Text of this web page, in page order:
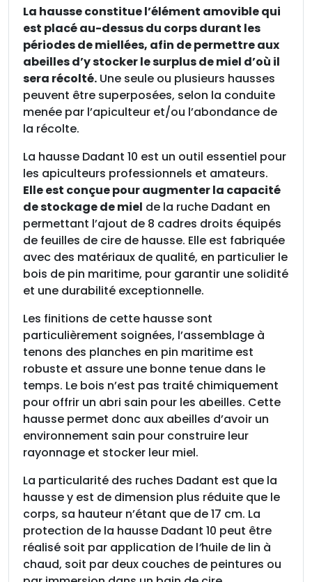
La hausse constitue l’élément amovible qui
est placé au-dessus du corps durant les
périodes de miellées, afin de permettre aux
abeilles d’y stocker le surplus de miel d’où il
sera récolté. Une seule ou plusieurs hausses
peuvent être superposées, selon la conduite
menée par l’apiculteur et/ou l’abondance de
la récolte.
La hausse Dadant 10 est un outil essentiel pour
les apiculteurs professionnels et amateurs.
Elle est conçue pour augmenter la capacité
de stockage de miel de la ruche Dadant en
permettant l’ajout de 8 cadres droits équipés
de feuilles de cire de hausse. Elle est fabriquée
avec des matériaux de qualité, en particulier le
bois de pin maritime, pour garantir une solidité
et une durabilité exceptionnelle.
Les finitions de cette hausse sont
particulièrement soignées, l’assemblage à
tenons des planches en pin maritime est
robuste et assure une bonne tenue dans le
temps. Le bois n’est pas traité chimiquement
pour offrir un abri sain pour les abeilles. Cette
hausse permet donc aux abeilles d’avoir un
environnement sain pour construire leur
rayonnage et stocker leur miel.
La particularité des ruches Dadant est que la
hausse y est de dimension plus réduite que le
corps, sa hauteur n’étant que de 17 cm. La
protection de la hausse Dadant 10 peut être
réalisé soit par application de l’huile de lin à
chaud, soit par deux couches de peintures ou